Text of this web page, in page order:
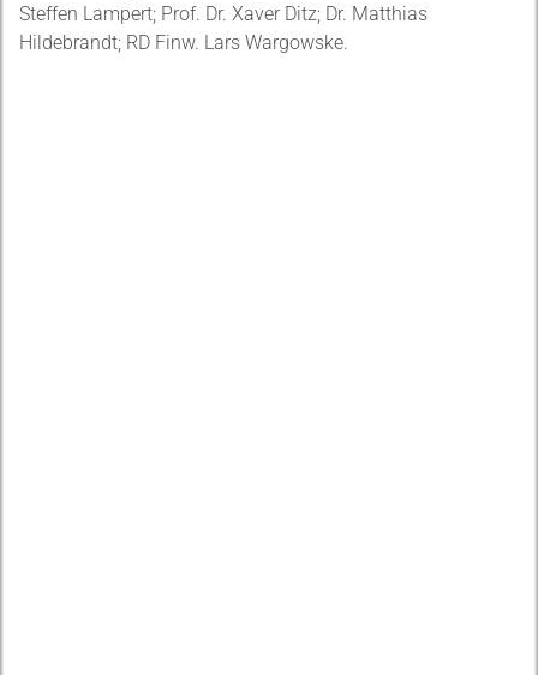
Steffen Lampert; Prof. Dr. Xaver Ditz; Dr. Matthias
Hildebrandt; RD Finw. Lars Wargowske.